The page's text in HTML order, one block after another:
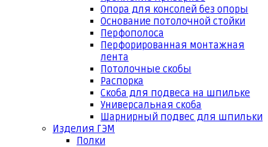
Опора для консолей без опоры
Основание потолочной стойки
Перфополоса
Перфорированная монтажная
лента
Потолочные скобы
Распорка
Скоба для подвеса на шпильке
Универсальная скоба
Шарнирный подвес для шпильки
Изделия ГЭМ
Полки